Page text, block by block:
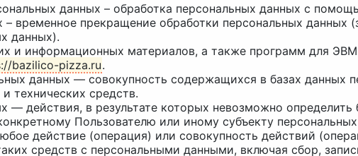
данных – обработка персональных данных с
временное прекращение обработки персональных данных
данных).
и информационных материалов, а также программ для
bazilico-pizza.ru.
данных — совокупность содержащихся в базах данных
технических средств.
— действия, в результате которых невозможно
Пользователю или иному субъекту
действие (операция) или совокупность действий
средств с персональными данными, включая сбор,